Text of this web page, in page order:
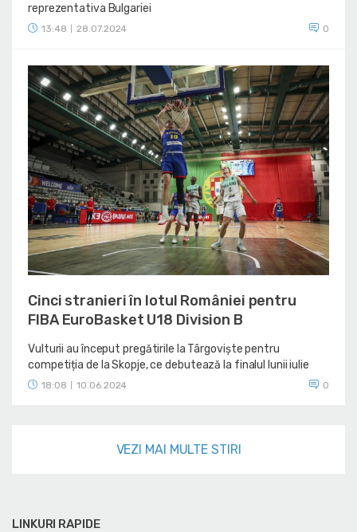
LINKURI RAPIDE
reprezentativa Bulgariei
13:48 28.07.2024 0
Cinci stranieri în lotul României pentru
FIBA EuroBasket U18 Division B
Vulturii au început pregătirile la Târgoviște pentru
competiția de la Skopje, ce debutează la finalul lunii iulie
18:08 10.06.2024 0
VEZI MAI MULTE STIRI